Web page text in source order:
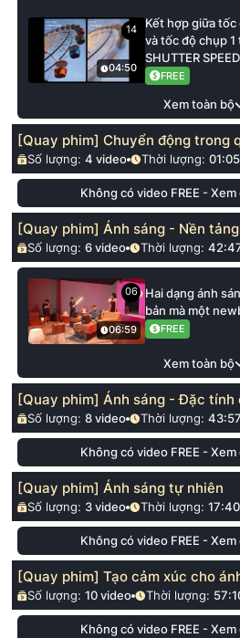
14
04:50
Kết hợp giữa tốc
và tốc độ chụp 1
SHUTTER
FREE
Xem toàn bộ
[Quay phim] Chuyển động trong
Số lượng:4 video Thời lượng:
Không có video FREE - Xem
[Quay phim] Ánh sáng - Nền
Số lượng:6 video Thời lượng:
06
06:59
Hai dạng ánh
bản mà một
FREE
Xem toàn bộ
[Quay phim] Ánh sáng - Đặc tính
Số lượng:8 video Thời lượng: 43:57
Không có video FREE - Xem
[Quay phim] Ánh sáng tự nhiên
Số lượng: 3 video Thời lượng: 17:40
Không có video FREE - Xem
[Quay phim] Tạo cảm xúc cho
Số lượng:10 video Thời lượng:
Không có video FREE - Xem